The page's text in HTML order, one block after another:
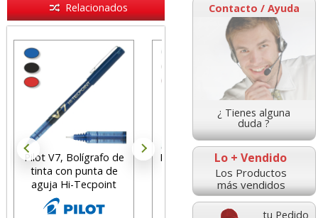
Contacto / Ayuda
¿ Tienes alguna
duda ?
Lo + Vendido
Los Productos
más vendidos
tu Pedido
Relacionados
Pilot V7, Bolígrafo de
tinta con punta de
aguja Hi-Tecpoint
Pilot V5 grip, bolígrafo
roller tinta liquida,
punta aguja